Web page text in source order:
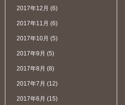
2017年12月 (6)
2017年11月 (6)
2017年10月 (5)
2017年9月 (5)
2017年8月 (8)
2017年7月 (12)
2017年6月 (15)